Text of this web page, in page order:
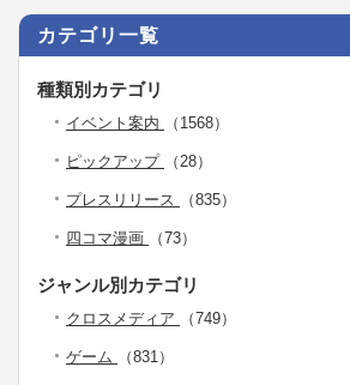
カテゴリ一覧
種類別カテゴリ
イベント案内 （1568）
ピックアップ （28）
プレスリリース （835）
四コマ漫画 （73）
ジャンル別カテゴリ
クロスメディア （749）
ゲーム （831）